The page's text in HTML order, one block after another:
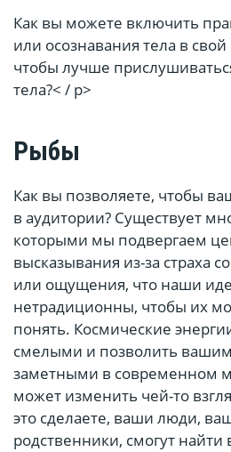
Как вы можете включить
или осознавания тела в
чтобы лучше
тела?< / p>
Рыбы
Как вы позволяете, чтобы
в аудитории? Существует
которыми мы подвергаем
высказывания из-за страха
или ощущения, что наши
нетрадиционны, чтобы их
понять. Космические
смелыми и позволить вашим
заметными в современном
может изменить чей-то
это сделаете, ваши люди,
родственники, смогут найти